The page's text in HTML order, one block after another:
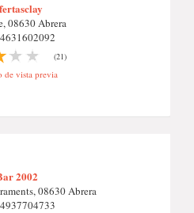
08630 Abrera
(21)
de vista previa
2002
08630 Abrera